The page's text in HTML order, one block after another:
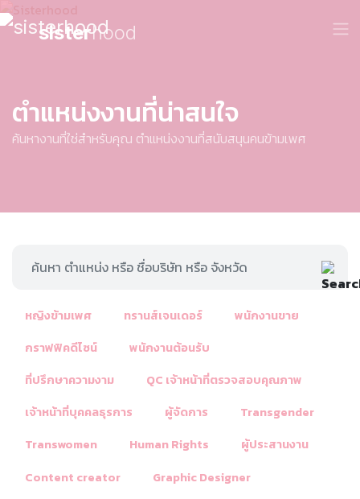
sisterhood
ตำแหน่งงานที่น่าสนใจ
ค้นหางานที่ใช่สำหรับคุณ ตำแหน่งงานที่สนับสนุนคนข้ามเพศ
หญิงข้ามเพศ ทรานส์เจนเดอร์
พนักงานขาย
กราฟฟิคดีไซน์
พนักงานต้อนรับ
ที่ปรึกษาความงาม
QC เจ้าหน้าที่ตรวจสอบคุณภาพ
เจ้าหน้าที่บุคคลธุรการ
ผู้จัดการ
Transgender
Transwomen
Human Rights
ผู้ประสานงาน
Content creator
Graphic Designer